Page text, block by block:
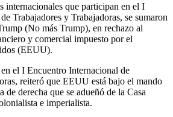
internacionales que participan en el I
Trabajadores y Trabajadoras, se sumaron
(No más Trump), en rechazo al
y comercial impuesto por el
(EEUU).
el I Encuentro Internacional de
reiteró que EEUU está bajo el mando
de derecha que se adueñó de la Casa
e imperialista.